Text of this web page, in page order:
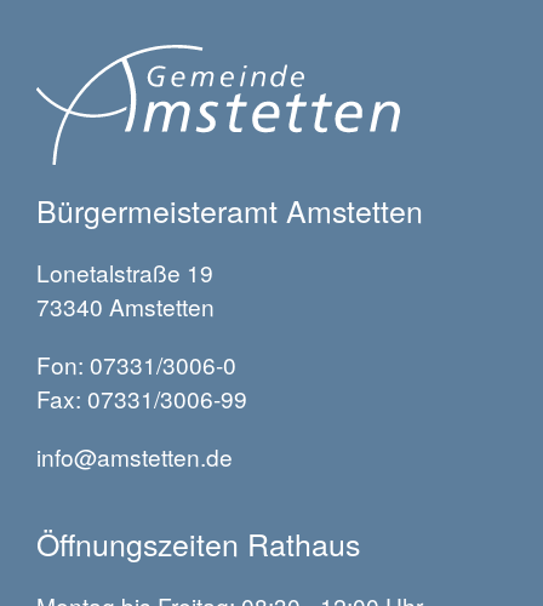
Bürgermeisteramt Amstetten
Lonetalstraße 19
73340 Amstetten
Fon: 07331/3006-0
Fax: 07331/3006-99
info@amstetten.de
Öffnungszeiten Rathaus